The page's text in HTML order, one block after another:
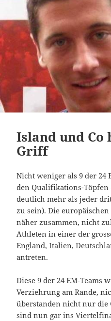
Island und Co
Griff
Nicht weniger als 9 der 24
den Qualifikations-Töpfen
deutlich mehr als jeder
zu sein). Die
näher zusammen, nicht
Athleten in einer der
England, Italien,
antreten.
Diese 9 der 24 EM-Teams
Verziehrung am Rande,
überstanden nicht nur die
sind nun gar ins